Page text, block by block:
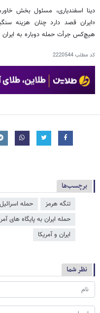
«ایران قصد دارد چنان هزینه
هیچ‌کس جرأت حمله دوباره به ایران
کد مطلب2220544
برچسب‌ها
تنگه هرمز
حمله
حمله ایران به پایگاه های
ایران و آمریکا
نظر شما